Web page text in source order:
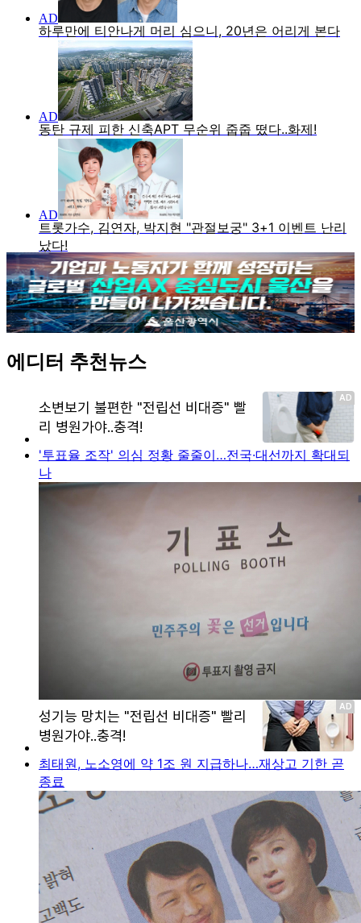
에디터 추천뉴스
'투표율 조작' 의심 정황 줄줄이…전국·대선까지 확대되
나
최태원, 노소영에 약 1조 원 지급하나…재상고 기한 곧
종료